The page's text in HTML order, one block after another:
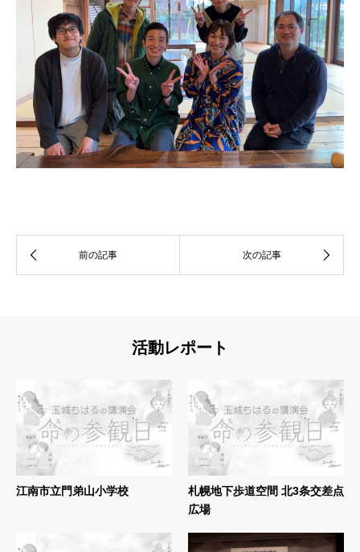
活動レポート
江南市立門弟山小学校
札幌地下歩道空間 北3条交差点
広場